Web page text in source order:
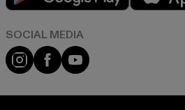
Instagram
FacebookYouTube